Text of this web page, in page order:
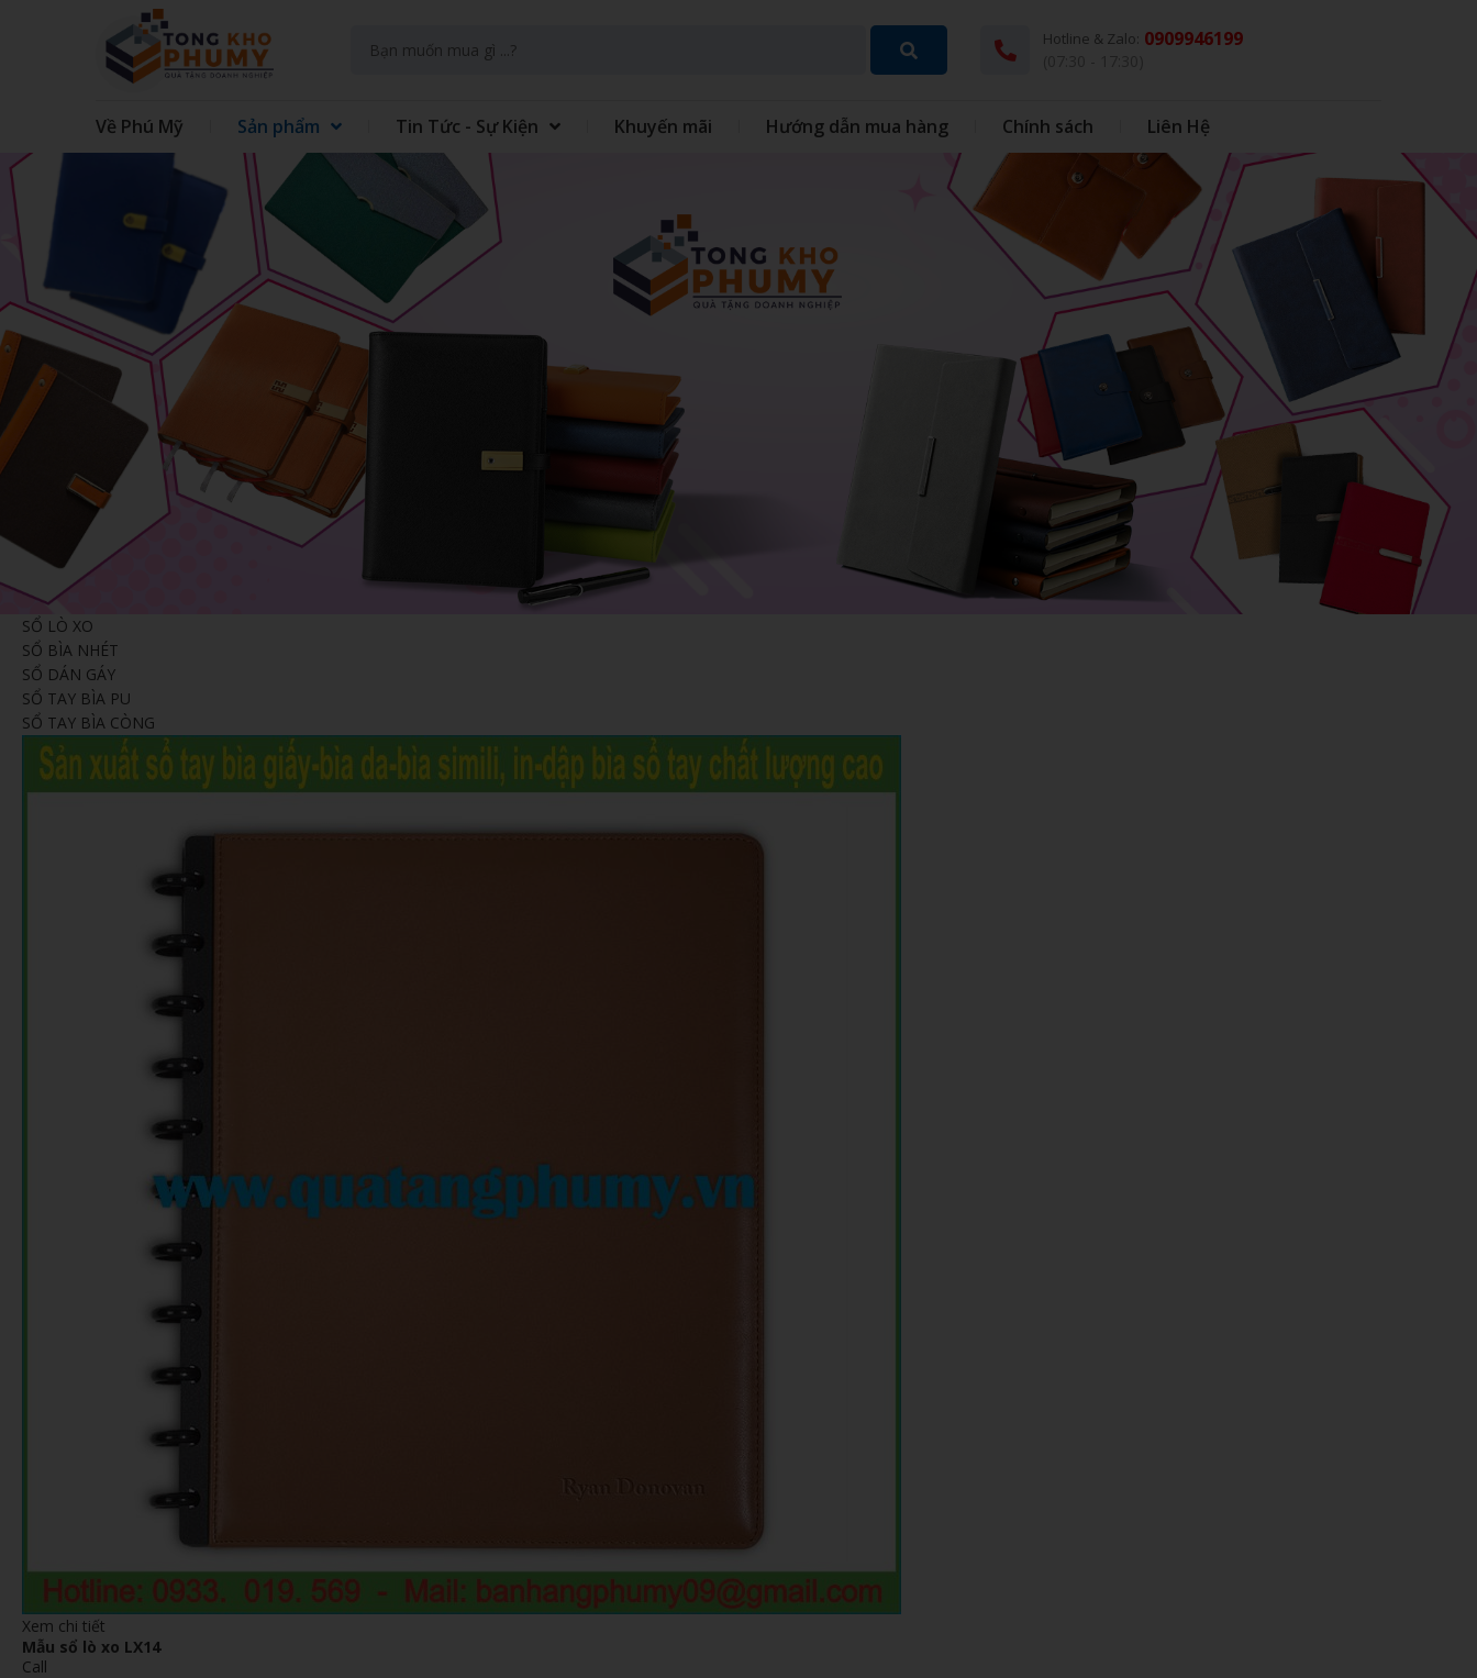
Hotline & Zalo: 0909946199
Về Phú Mỹ Sản phẩm
GIFT SET KIT DOANH NGHIEP GIFTSET QUÀ TẶNG 8 THÁNG 3
GIFT SET QUÀ TẶNG TRUNG
THÚ BÔNG KÈM CHĂN
GẤU BÔNG
QUẠT TÍCH ĐIỆN MINI CẦM
TAY
QUẠT - IN QUẠT CẦM TAY DÙ - Ô DÙ
TÚI VẢI CÁC LOẠI
IN BAO BÌ NHỰA
GIẤY - IN TRÊN GIẤY
IN BONG BÓNG
ĐẾ LÓT LY
HỘP CƠM - MUỖNG INOX
ĐỒNG HỒ TREO TƯỜNG
BONG BÓNG
ÁO MƯA
ẤM SIÊU TỐC
QUÀ TẶNG HỌC SINH
KHĂN BÔNG
QUẸT GAS - BẬT LỬA
MŨ NÓN
SỔ BÌA DA
GỖ MỸ NGHỆ - BÚT GỖ
BA LÔ, TÚI XÁCH - VÍ BÓP -
DÂY NỊT
Tin Tức - Sự Kiện Khuyến mãi Hướng dẫn mua hàng Chính sách Liên Hệ
SỔ LÒ XO
SỔ BÌA NHÉT
SỔ DÁN GÁY
SỔ TAY BÌA PU
SỔ TAY BÌA CÒNG
Xem chi tiết
Mẫu sổ lò xo LX14
Call